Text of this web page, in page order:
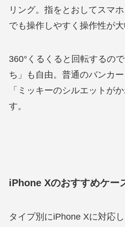
リング。指をとおしてスマ
でも操作しやすく操作性が大
360°くるくると回転するの
ち」も自由。普通のバンカ
「ミッキーのシルエットが
す。
iPhone Xのおすすめケー
タイプ別にiPhone Xに対応